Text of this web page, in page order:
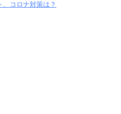
コロナ対策は？